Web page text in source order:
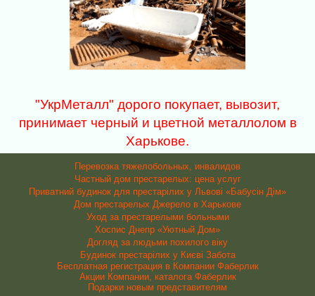
"УкрМеталл" дорого покупает, вывозит,
принимает черный и цветной металлолом в
Харькове.
Перевозка тяжелобольных, инвалидов
Частный дом престарелых: цена услуг
Приватний будинок для престарілих у Львові «Бабусін Дім»
Дом престарелых Джерело в Харькове
Уход за престарелыми больными
Хоспис Днепр «Уютный Дом»
Догляд за людьми похилого віку
Будинок престарілих у Києві Забота
Бесплатная регистрация в Компании Фаберлик
Акции Компании, каталога Фаберлик
Подарки новым представителям